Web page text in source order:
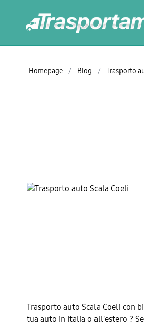
Homepage / Blog / Trasporto
Trasporto auto Scala Coeli con
tua auto in Italia o all'estero ?